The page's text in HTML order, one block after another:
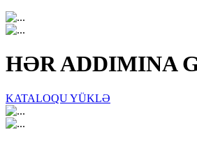
HƏR ADDIMINA
KATALOQU YÜKLƏ